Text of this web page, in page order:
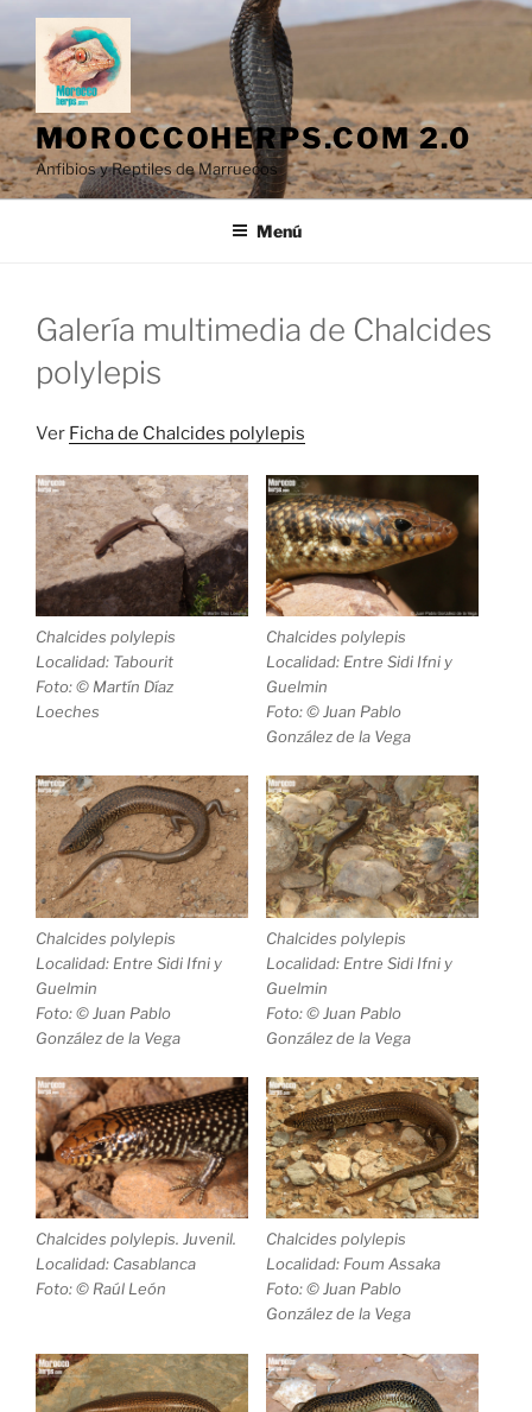
Saltar
contenido
MOROCCOHERPS.COM 2.0
Anfibios y Reptiles de Marruecos
Menú
Galería multimedia de Chalcides
polylepis
Ver Ficha de Chalcides polylepis
Chalcides polylepis
Localidad: Tabourit
Foto: © Martín Díaz
Loeches
Chalcides polylepis
Localidad: Entre Sidi Ifni y
Guelmin
Foto: © Juan Pablo
González de la Vega
Chalcides polylepis
Localidad: Entre Sidi Ifni y
Guelmin
Foto: © Juan Pablo
González de la Vega
Chalcides polylepis
Localidad: Entre Sidi Ifni y
Guelmin
Foto: © Juan Pablo
González de la Vega
Chalcides polylepis. Juvenil.
Localidad: Casablanca
Foto: © Raúl León
Chalcides polylepis
Localidad: Foum Assaka
Foto: © Juan Pablo
González de la Vega